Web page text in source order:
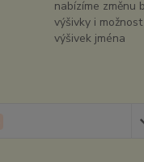
nabízíme změnu
výšivky i možnost
výšivek jména